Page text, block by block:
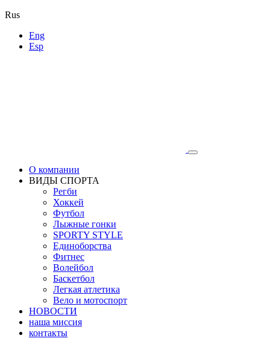
Rus
Eng
Esp
О компании
ВИДЫ СПОРТА
Регби
Хоккей
Футбол
Лыжные гонки
SPORTY STYLE
Единоборства
Фитнес
Волейбол
Баскетбол
Легкая атлетика
Вело и мотоспорт
НОВОСТИ
наша миссия
контакты